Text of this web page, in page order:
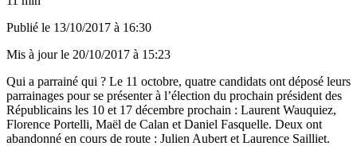
Publié le 13/10/2017 à 16:30
Mis à jour le 20/10/2017 à 15:23
Qui a parrainé qui ? Le 11 octobre, quatre candidats ont déposé leurs
parrainages pour se présenter à l’élection du prochain président des
Républicains les 10 et 17 décembre prochain : Laurent Wauquiez,
Florence Portelli, Maël de Calan et Daniel Fasquelle. Deux ont
abandonné en cours de route : Julien Aubert et Laurence Sailliet.